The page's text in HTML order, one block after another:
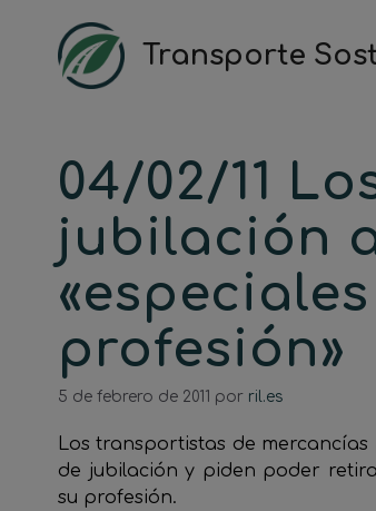
contenido
Transporte
04/02/11
jubilación
profesión»
5 de febrero de 2011 por ril.es
Los transportistas de
de jubilación y piden poder
su profesión.